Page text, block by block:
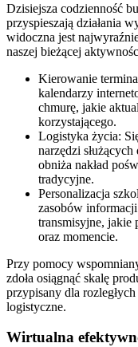
Dzisiejsza codzienność
przyspieszają działania
widoczna jest
naszej bieżącej
Kierowanie
kalendarzy
chmurę, jakie
korzystającego.
Logistyka życia:
narzędzi
obniża nakład
tradycyjne.
Personalizacja
zasobów
transmisyjne, jakie
oraz momencie.
Przy pomocy
zdoła osiągnąć skalę
przypisany dla
logistyczne.
Wirtualna